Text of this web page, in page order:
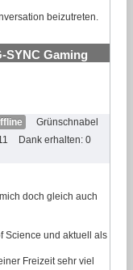
beizutreten.
SYNC Gaming
Grünschnabel
Dank erhalten: 0
doch gleich auch
Science und aktuell als
Freizeit sehr viel